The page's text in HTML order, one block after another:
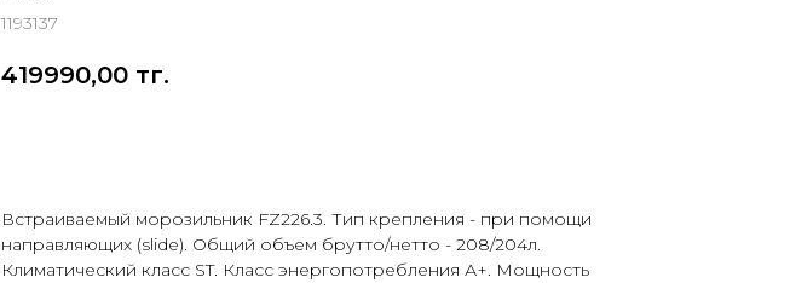
1193137
419990,00 тг.
Встраиваемый морозильник FZ226.3. Тип крепления - при помощи
направляющих (slide). Общий объем брутто/нетто - 208/204л.
Климатический класс ST. Класс энергопотребления А+. Мощность